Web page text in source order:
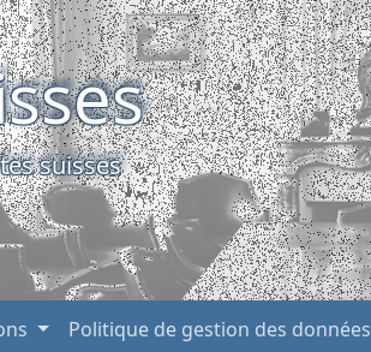
suisses
Politique de gestion des données